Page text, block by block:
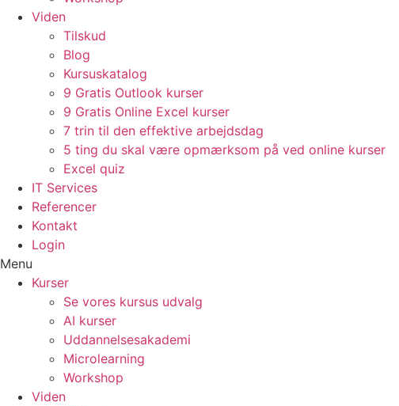
Viden
Tilskud
Blog
Kursuskatalog
9 Gratis Outlook kurser
9 Gratis Online Excel kurser
7 trin til den effektive arbejdsdag
5 ting du skal være opmærksom på ved online kurser
Excel quiz
IT Services
Referencer
Kontakt
Login
Menu
Kurser
Se vores kursus udvalg
AI kurser
Uddannelsesakademi
Microlearning
Workshop
Viden